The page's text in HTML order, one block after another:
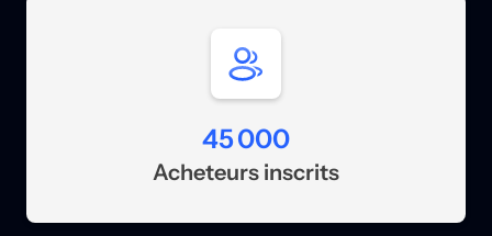
45 000
Acheteurs inscrits